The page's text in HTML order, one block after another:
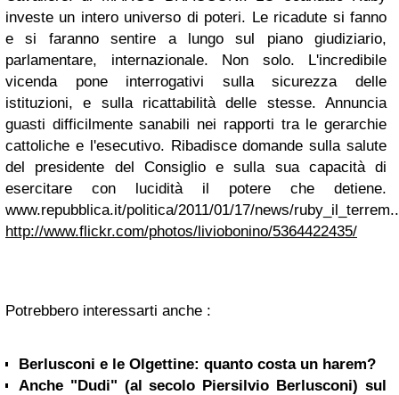
investe un intero universo di poteri. Le ricadute si fanno
e si faranno sentire a lungo sul piano giudiziario,
parlamentare, internazionale. Non solo. L'incredibile
vicenda pone interrogativi sulla sicurezza delle
istituzioni, e sulla ricattabilità delle stesse. Annuncia
guasti difficilmente sanabili nei rapporti tra le gerarchie
cattoliche e l'esecutivo. Ribadisce domande sulla salute
del presidente del Consiglio e sulla sua capacità di
esercitare con lucidità il potere che detiene.
www.repubblica.it/politica/2011/01/17/news/
http://www.flickr.com/photos/liviobonino/5364422435/
Potrebbero interessarti anche :
Berlusconi e le Olgettine: quanto costa un harem?
Anche "Dudi" (al secolo Piersilvio Berlusconi) sul